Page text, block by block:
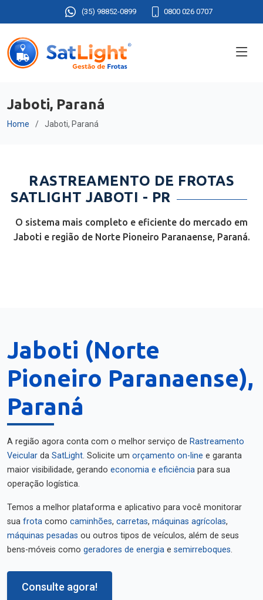
(35) 98852-0899 0800 026 0707
Jaboti, Paraná
Home Jaboti, Paraná
RASTREAMENTO DE FROTAS
SATLIGHT JABOTI - PR
O sistema mais completo e eficiente do mercado em
Jaboti e região de Norte Pioneiro Paranaense, Paraná.
Jaboti (Norte
Pioneiro Paranaense),
Paraná
A região agora conta com o melhor serviço de Rastreamento
Veicular da SatLight. Solicite um orçamento on-line e garanta
maior visibilidade, gerando economia e eficiência para sua
operação logística.
Temos a melhor plataforma e aplicativo para você monitorar
sua frota como caminhões, carretas, máquinas agrícolas,
máquinas pesadas ou outros tipos de veículos, além de seus
bens-móveis como geradores de energia e semirreboques.
Consulte agora!